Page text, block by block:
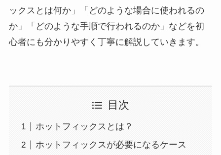
ックスとは何か」「どのような場合に使われるの
か」「どのような手順で行われるのか」などを初
心者にも分かりやすく丁寧に解説していきます。
目次
ホットフィックスとは？
ホットフィックスが必要になるケース